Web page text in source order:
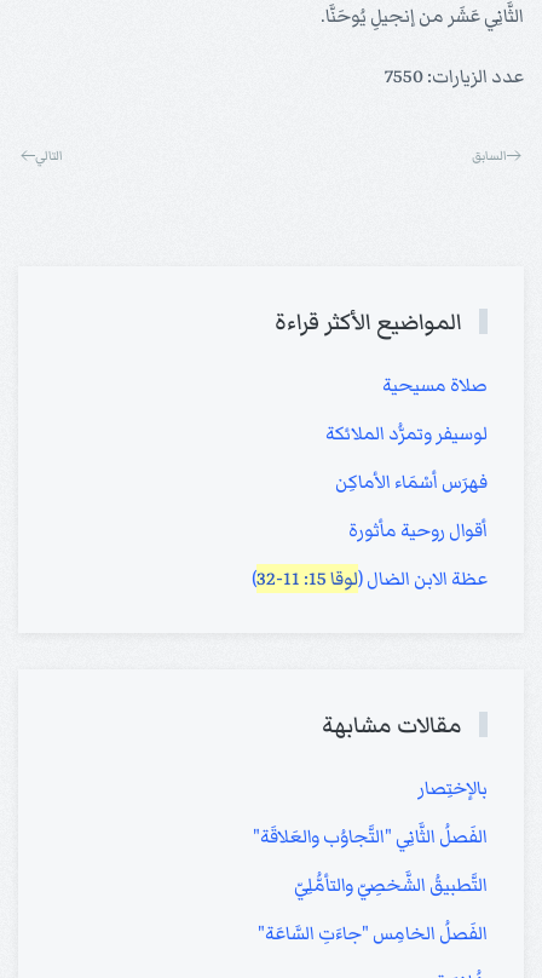
الثَّانِي عَشَر من إنجيلِ يُوحَنَّا.
عدد الزيارات: 7550
السابق التالي
المواضيع الأكثر قراءة
صلاة مسيحية
لوسيفر وتمرُّد الملائكة
فهرَس أسْمَاء الأماكِن
أقوال روحية مأثورة
عظة الابن الضال (لوقا 15: 11-32 )
مقالات مشابهة
بالإختِصار
الفَصلُ الثَّانِي "التَّجاوُب والعَلاقَة"
التَّطبيقُ الشَّخصِيّ والتأمُّلِيّ
الفَصلُ الخامِس "جاءَتِ السَّاعَة"